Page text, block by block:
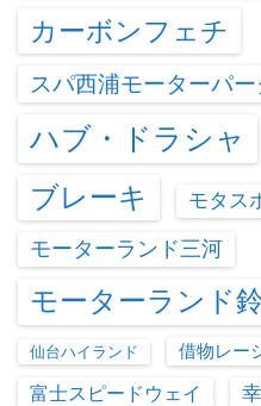
カーボンフェチ
スパ西浦モーターパー
ハブ・ドラシャ
ブレーキ モタス
モーターランド三河
モーターランド
仙台ハイランド 借物レー
富士スピードウェイ